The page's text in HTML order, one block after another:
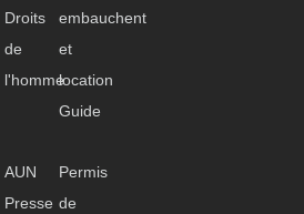
Droits
de
l'homme
embauchent
et
location
Guide
AUN
Presse
Permis
de